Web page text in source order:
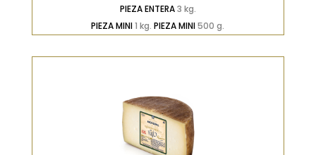
PIEZA ENTERA3 kg.
PIEZA MINI1 kg.PIEZA MINI500 g.